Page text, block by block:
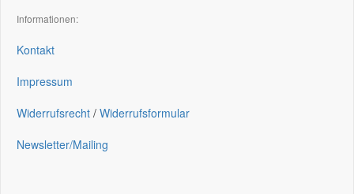
Informationen:
Kontakt
Impressum
Widerrufsrecht / Widerrufsformular
Newsletter/Mailing